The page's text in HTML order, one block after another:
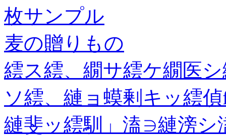
枚サンプル
麦の贈りもの
繧ス繧、繝サ繧ケ繝医
ソ繧、縺ョ蟆剰キッ繧
縺斐ッ繧馴」溘∋縺滂シ